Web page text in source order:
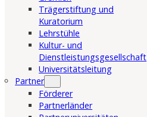
Trägerstiftung und
Kuratorium
Lehrstühle
Kultur- und
Dienstleistungsgesellschaft
Universitätsleitung
Partner
Förderer
Partnerländer